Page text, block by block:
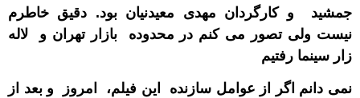
جمشید و کارگردان مهدی معیدنیان بود. دقیق خاطرم
نیست ولی تصور می کنم در محدوده بازار تهران و لاله
زار سینما رفتیم
نمی دانم اگر از عوامل سازنده این فیلم، امروز و بعد از